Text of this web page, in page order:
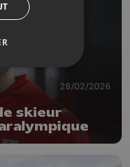
28/02/2026
skieur